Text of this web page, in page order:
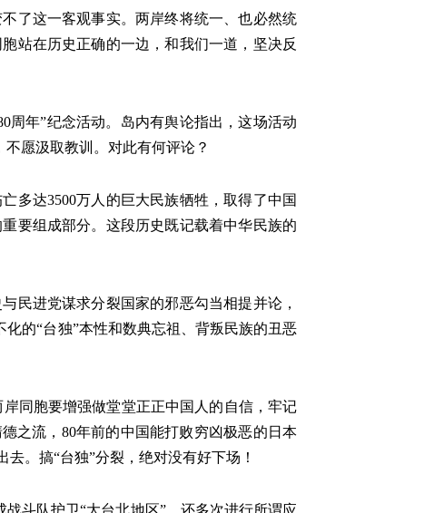
了这一客观事实。两岸终将统一、也必然统
站在历史正确的一边，和我们一道，坚决反
周年”纪念活动。岛内有舆论指出，这场活动
愿汲取教训。对此有何评论？
多达3500万人的巨大民族牺牲，取得了中国
要组成部分。这段历史既记载着中华民族的
民进党谋求分裂国家的邪恶勾当相提并论，
的“台独”本性和数典忘祖、背叛民族的丑恶
同胞要增强做堂堂正正中国人的自信，牢记
之流，80年前的中国能打败穷凶极恶的日本
。搞“台独”分裂，绝对没有好下场！
斗队护卫“大台北地区”，还多次进行所谓应